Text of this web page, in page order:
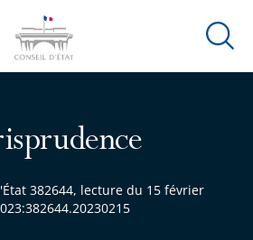
Ouvrir
382644, lecture du 15 février